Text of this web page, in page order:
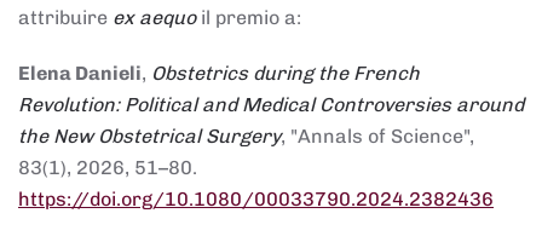
attribuire ex aequoil premio a:
Elena Danieli, Obstetrics during the French
Revolution: Political and Medical Controversies around
the New Obstetrical Surgery, "Annals of Science",
83(1), 2026, 51–80.
https://doi.org/10.1080/00033790.2024.2382436